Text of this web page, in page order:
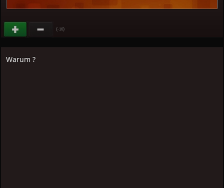
(-16)
Warum ?